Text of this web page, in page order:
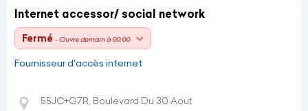
Internet accessor/ social network
Fermé - Ouvre demain à 00:00
Fournisseur d'accès internet
55JC+G7R, Boulevard Du 30 Aout